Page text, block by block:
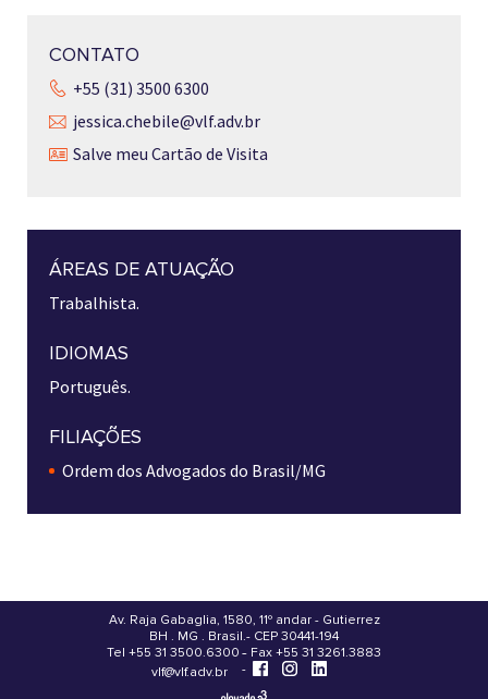
CONTATO
+55 (31) 3500 6300
jessica.chebile@vlf.adv.br
Salve meu Cartão de Visita
ÁREAS DE ATUAÇÃO
Trabalhista.
IDIOMAS
Português.
FILIAÇÕES
Ordem dos Advogados do Brasil/MG
Av. Raja Gabaglia, 1580, 11º andar - Gutierrez
.
BH . MG . Brasil - CEP 30441-194
-
Tel +55 31 3500.6300 - Fax +55 31 3261.3883
-
vlf@vlf.adv.br